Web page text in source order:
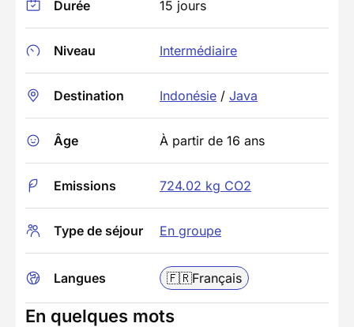
Durée 15 jours
Niveau Intermédiaire
Destination Indonésie / Java
Âge À partir de 16 ans
Emissions 724.02 kg CO2
Type de séjour En groupe
Langues 🇫🇷Français
En quelques mots